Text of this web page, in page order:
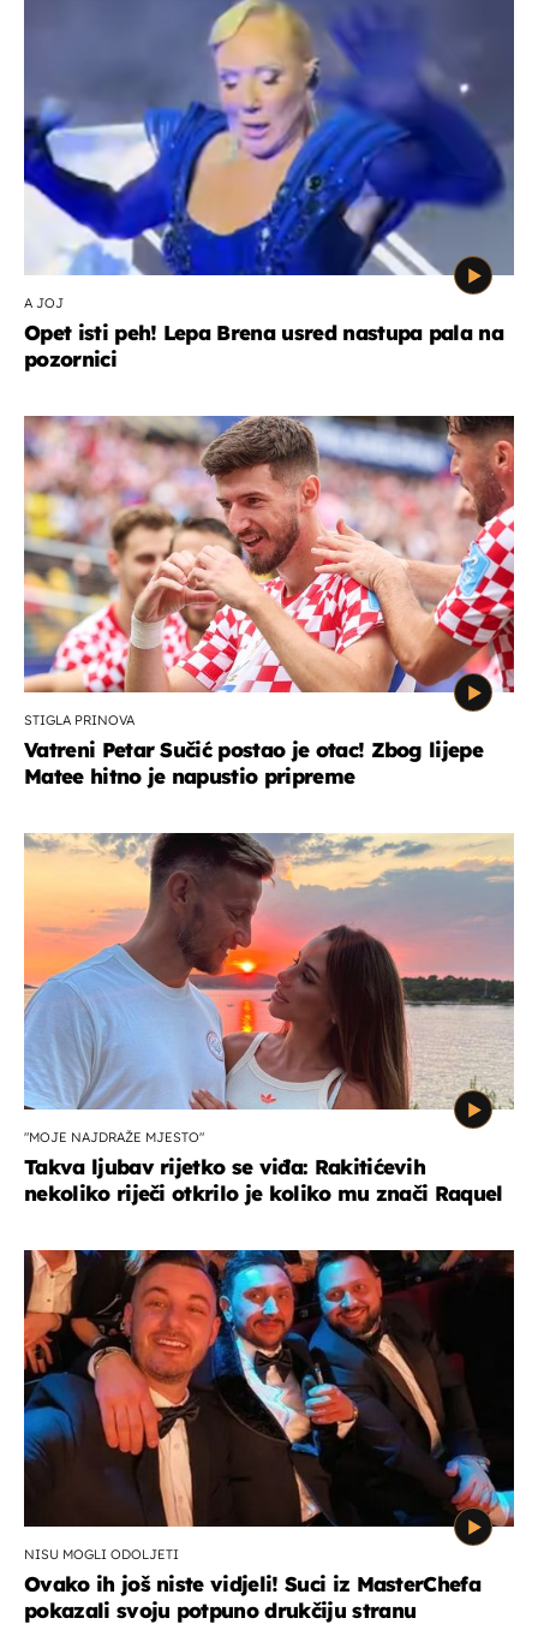
A JOJ
Opet isti peh! Lepa Brena usred nastupa pala na
pozornici
STIGLA PRINOVA
Vatreni Petar Sučić postao je otac! Zbog lijepe
Matee hitno je napustio pripreme
"MOJE NAJDRAŽE MJESTO"
Takva ljubav rijetko se viđa: Rakitićevih
nekoliko riječi otkrilo je koliko mu znači Raquel
NISU MOGLI ODOLJETI
Ovako ih još niste vidjeli! Suci iz MasterChefa
pokazali svoju potpuno drukčiju stranu